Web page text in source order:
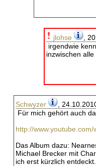
jlohse
,
irgendwie
inzwischen alle
Schwyzer
,
Für mich gehört auch
http://
Das Album dazu:
Michael Brecker mit
ich erst kürzlich entdeckt.